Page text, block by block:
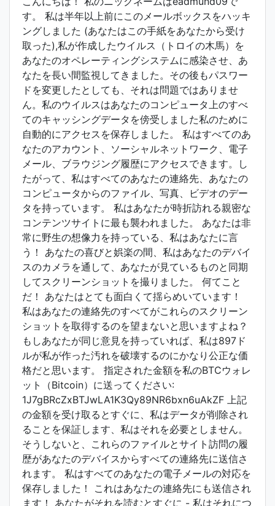
す。 私は半年以上前にこのメールボックスをハッキ
ングしました (あなたはこの手紙をあなたから受け
取った),私が作成したウイルス（トロイの木馬）を
あなたのオペレーティングシステムに感染させ、あ
なたを長い間監視してきました。その後もパスワー
ドを変更したとしても、それは問題ではありませ
ん。私のウイルスはあなたのコンピュータ上のすべ
てのキャッシングデータを傍受しました私のために
自動的にアクセスを保存しました。 私はすべてのあ
なたのアカウント、ソーシャルネットワーク、電子
メール、ブラウジング履歴にアクセスできます。し
たがって、私はすべてのあなたの連絡先、あなたの
コンピュータからのファイル、写真、ビデオのデー
タを持っています。 私はあなたが時折訪れる親密な
コンテンツサイトに最も襲われました。 あなたは非
常に野生の想像力を持っている、私はあなたに言
う！ あなたの喜びと娯楽の間、私はあなたのデバイ
スのカメラを通して、あなたが見ているものと同期
してスクリーンショットを撮りました。 何てこと
だ！ あなたはとても面白くて揺らめいています！
私はあなたの連絡先のすべてがこれらのスクリーン
ショットを取得するのを望まないと思いますよね？
もしあなたが同じ意見を持っていれば、私は897ド
ルが私が作った汚れを破壊するのにかなり公正な価
格だと思います。 指定された金額を私のBTCウォレ
ット（Bitcoin）に送ってください:
1J7gBRcZxBTJwLA1K3Qy89NR6bxn6uAkZF 上記
の金額を受け取るとすぐに、私はデータが削除され
ることを保証します、私はそれを必要としません。
そうしないと、これらのファイルとサイト訪問の履
歴があなたのデバイスからすべての連絡先に送信さ
れます。 私はすべてのあなたの電子メールの対応を
保存しました！ これはあなたの連絡先にも送信され
ます！ あなたがそれを読むとすぐに - 私はそれにつ